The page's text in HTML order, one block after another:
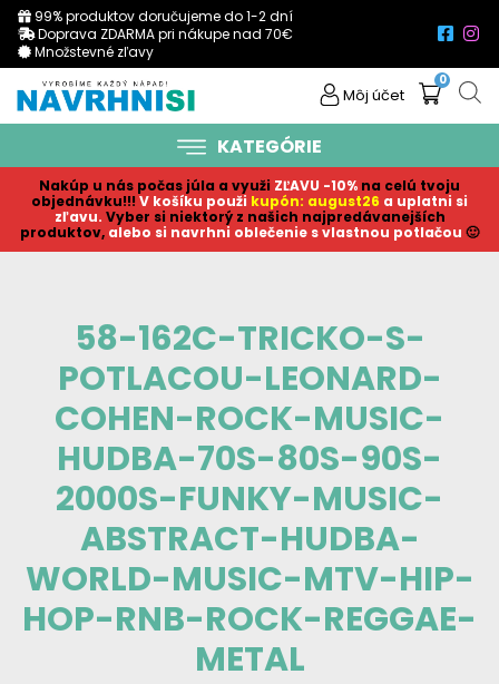
99% produktov doručujeme do 1-2 dní
Doprava ZDARMA pri nákupe nad 70€
Množstevné zľavy
Môj účet
0
KATEGÓRIE
Nakúp u nás počas júla a využi ZĽAVU -10% na celú tvoju
objednávku!!! V košíku použi kupón: august26 a uplatni si
zľavu. Vyber si niektorý z našich najpredávanejších
produktov, alebo si navrhni oblečenie s vlastnou potlačou 🙂
58-162C-TRICKO-S-
POTLACOU-LEONARD-
COHEN-ROCK-MUSIC-
HUDBA-70S-80S-90S-
2000S-FUNKY-MUSIC-
ABSTRACT-HUDBA-
WORLD-MUSIC-MTV-HIP-
HOP-RNB-ROCK-REGGAE-
METAL